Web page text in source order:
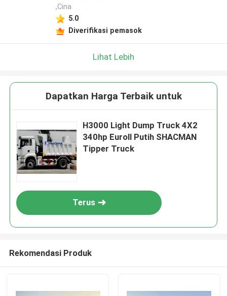
,Cina
5.0
Diverifikasi pemasok
Lihat Lebih
Dapatkan Harga Terbaik untuk
H3000 Light Dump Truck 4X2
340hp Euroll Putih SHACMAN
Tipper Truck
Terus
Rekomendasi Produk